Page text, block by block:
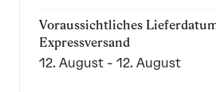
Voraussichtliches
Expressversand
12. August - 12. August